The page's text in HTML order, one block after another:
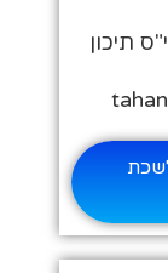
תיכון